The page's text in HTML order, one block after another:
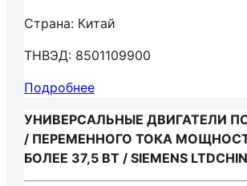
Страна: Китай
ТНВЭД: 8501109900
Подробнее
УНИВЕРСАЛЬНЫЕ ДВИГАТЕЛИ
/ ПЕРЕМЕННОГО ТОКА
БОЛЕЕ 37,5 ВТ / SIEMENS